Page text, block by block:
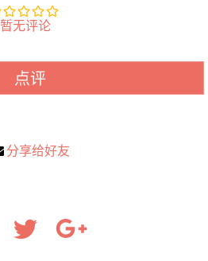
暂无评论
点评
分享给好友